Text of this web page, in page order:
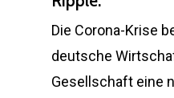
Die Corona-Krise
deutsche
Gesellschaft eine